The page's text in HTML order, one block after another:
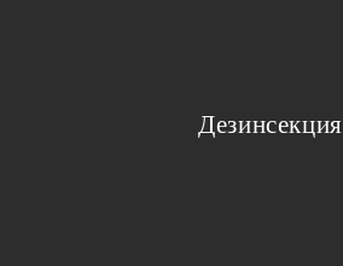
Дезинсекция